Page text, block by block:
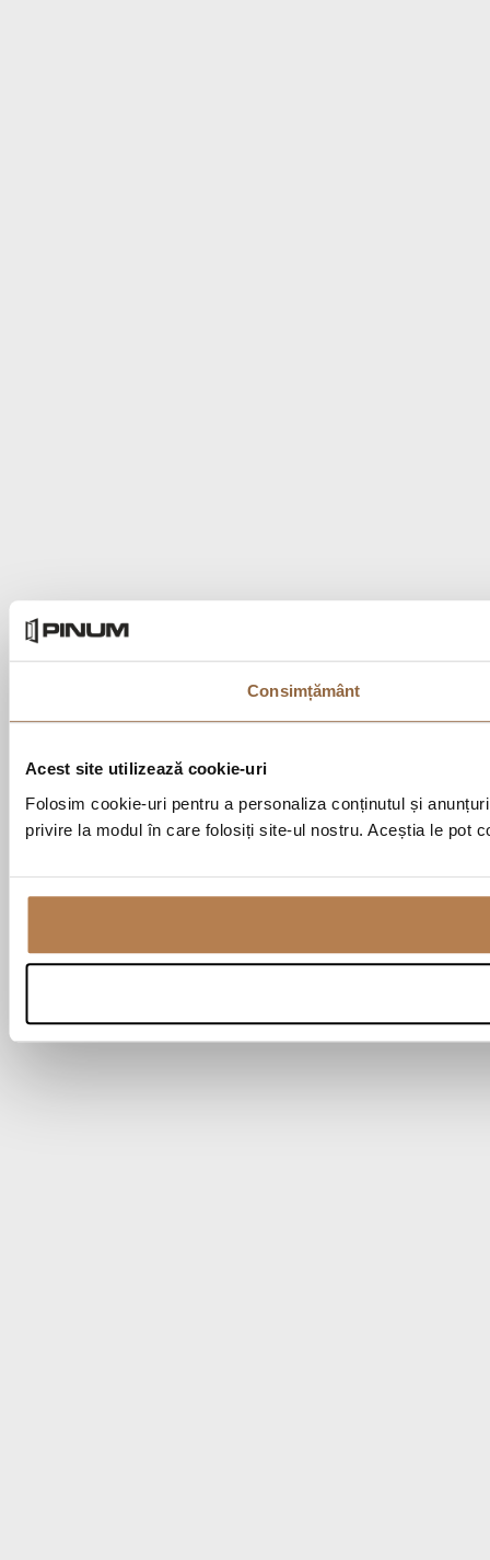
Consimțământ
Acest site utilizează cookie-uri
Folosim cookie-uri pentru a personaliza conținutul și
privire la modul în care folosiți site-ul nostru. Aceștia le pot